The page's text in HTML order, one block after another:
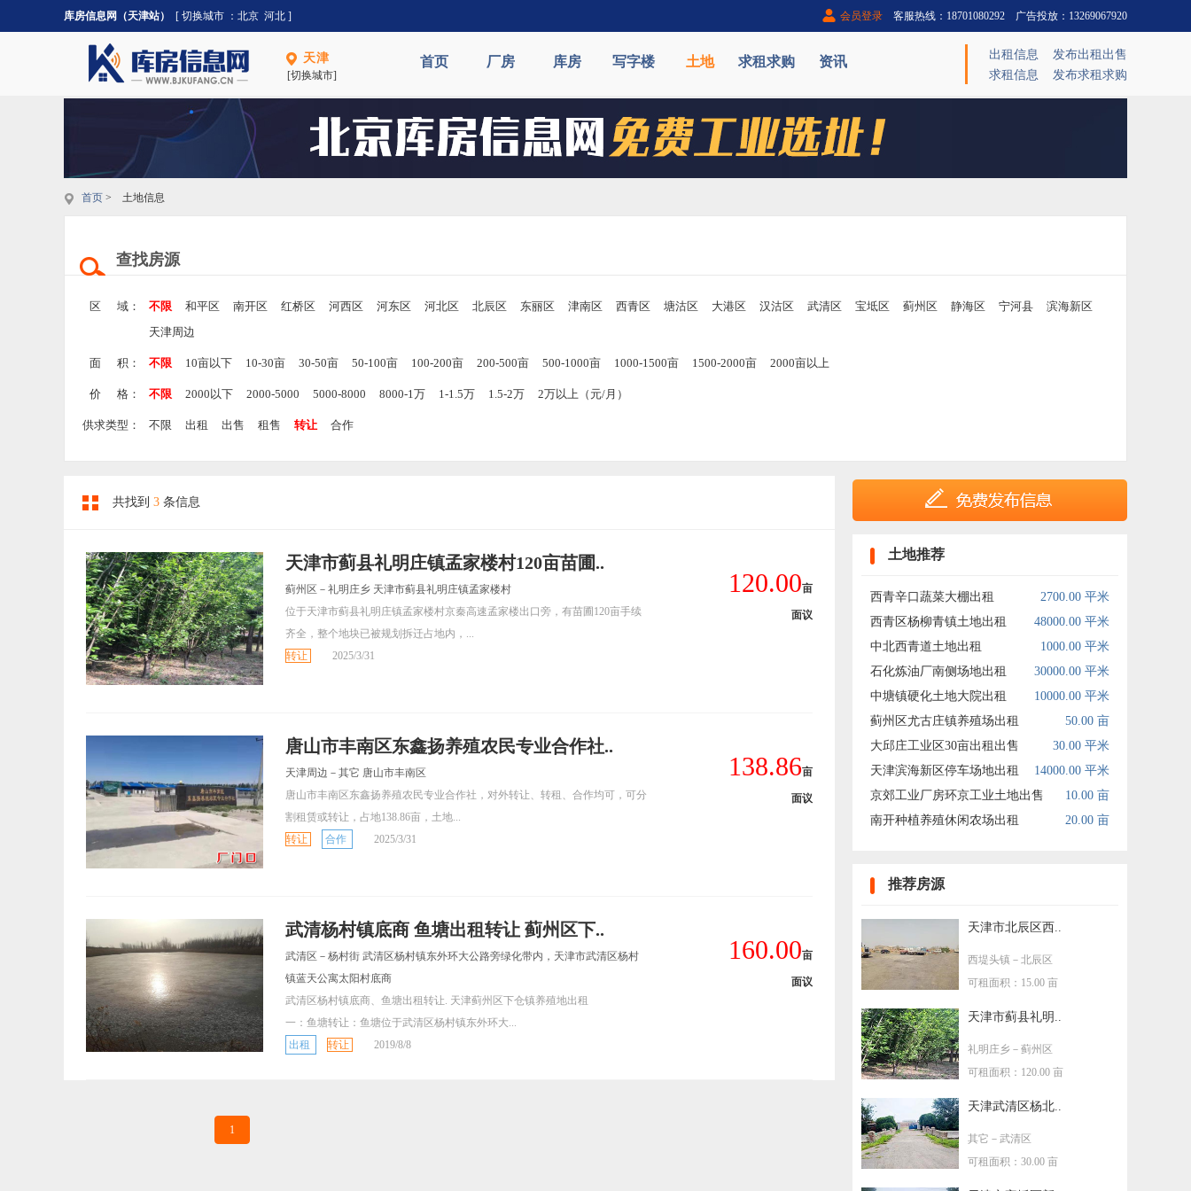
库房信息网（天津站） [ 切换城市 ： 北京 河北 ] 会员登录 客服热线：18701080292 广告投放：13269067920
天津
[切换城市]
首页 厂房 库房 写字楼 土地 求租求购 资讯 出租信息
发布出租出售
求租信息
发布求租求购
首页 > 土地信息
查找房源
区 域： 不限 和平区 南开区 红桥区 河西区 河东区 河北区 北辰区 东丽区 津南区 西青区 塘沽区 大港区 汉沽区 武清区 宝坻区 蓟州区 静海区 宁河县
滨海新区
天津周边
面 积： 不限 10亩以下 10-30亩 30-50亩 50-100亩 100-200亩 200-500亩 500-1000亩 1000-1500亩 1500-2000亩 2000亩以上
价 格： 不限 2000以下 2000-5000 5000-8000 8000-1万 1-1.5万 1.5-2万 2万以上（元/月）
供求类型： 不限 出租 出售 租售 转让 合作
共找到 3 条信息
天津市蓟县礼明庄镇孟家楼村120亩苗圃..
蓟州区－礼明庄乡 天津市蓟县礼明庄镇孟家楼村
位于天津市蓟县礼明庄镇孟家楼村京秦高速孟家楼出口旁，有苗圃120亩手续
齐全，整个地块已被规划拆迁占地内，...
转让
2025/3/31
120.00亩
面议
唐山市丰南区东鑫扬养殖农民专业合作社..
天津周边－其它 唐山市丰南区
唐山市丰南区东鑫扬养殖农民专业合作社，对外转让、转租、合作均可，可分
割租赁或转让，占地138.86亩，土地...
转让
合作 2025/3/31
138.86亩
面议
武清杨村镇底商 鱼塘出租转让 蓟州区下..
武清区－杨村街 武清区杨村镇东外环大公路旁绿化带内，天津市武清区杨村
镇蓝天公寓太阳村底商
武清区杨村镇底商、鱼塘出租转让. 天津蓟州区下仓镇养殖地出租
一：鱼塘转让：鱼塘位于武清区杨村镇东外环大...
出租
转让 2019/8/8
160.00亩
面议
1
土地推荐
西青辛口蔬菜大棚出租
2700.00 平米
西青区杨柳青镇土地出租
48000.00 平米
中北西青道土地出租
1000.00 平米
石化炼油厂南侧场地出租
30000.00 平米
中塘镇硬化土地大院出租
10000.00 平米
蓟州区尤古庄镇养殖场出租
50.00 亩
大邱庄工业区30亩出租出售
30.00 平米
天津滨海新区停车场地出租
14000.00 平米
京郊工业厂房环京工业土地出售
10.00 亩
南开种植养殖休闲农场出租
20.00 亩
推荐房源
天津市北辰区西..
西堤头镇 －北辰区
可租面积：15.00 亩
天津市蓟县礼明..
礼明庄乡 －蓟州区
可租面积：120.00 亩
天津武清区杨北..
其它 －武清区
可租面积：30.00 亩